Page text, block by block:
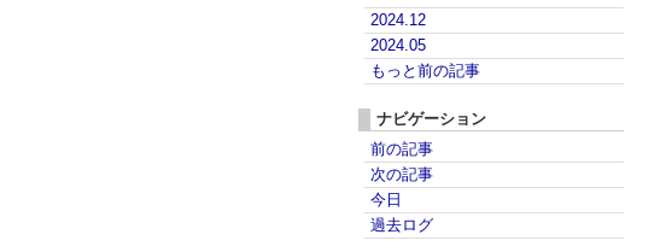
2024.12
2024.05
もっと前の記事
ナビゲーション
前の記事
次の記事
今日
過去ログ